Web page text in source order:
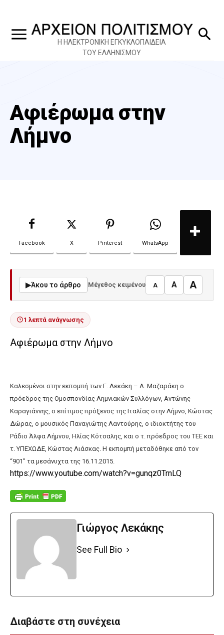
Η ΗΛΕΚΤΡΟΝΙΚΗ ΕΓΚΥΚΛΟΠΑΙΔΕΙΑ
ΤΟΥ ΕΛΛΗΝΙΣΜΟΥ
Αφιέρωμα στην
Λήμνο
Facebook X Pinterest WhatsApp
▶Άκου το άρθρο Μέγεθος κειμένου A A A
1 λεπτά ανάγνωσης
Αφιέρωμα στην Λήμνο
Καλεσμένοι στην εκπομπή των Γ. Λεκάκη – Α. Μαζαράκη ο
πρόεδρος της Ομοσπονδίας Λημνιακών Συλλόγων, Αντώνης
Καραγιάννης, ο επίτιμος πρόξενος της Ιταλίας στην Λήμνο, Κώστας
Δώρας, ο μουσικός Παναγιώτης Λαντούρης, ο ιδιοκτήτης του
Ράδιο Άλφα Λήμνου, Ηλίας Κότσαλης, και ο τ. πρόεδρος του ΤΕΕ και
τ. ΥΠΕΧΩΔΕ, Κώστας Λιάσκας. Η εκπομπή μεταδόθηκε από τον
“901” τα μεσάνυχτα της 16.11.2015.
https://www.youtube.com/watch?v=gunqz0TrnLQ
Γιώργος Λεκάκης
See Full Bio
Διαβάστε στη συνέχεια